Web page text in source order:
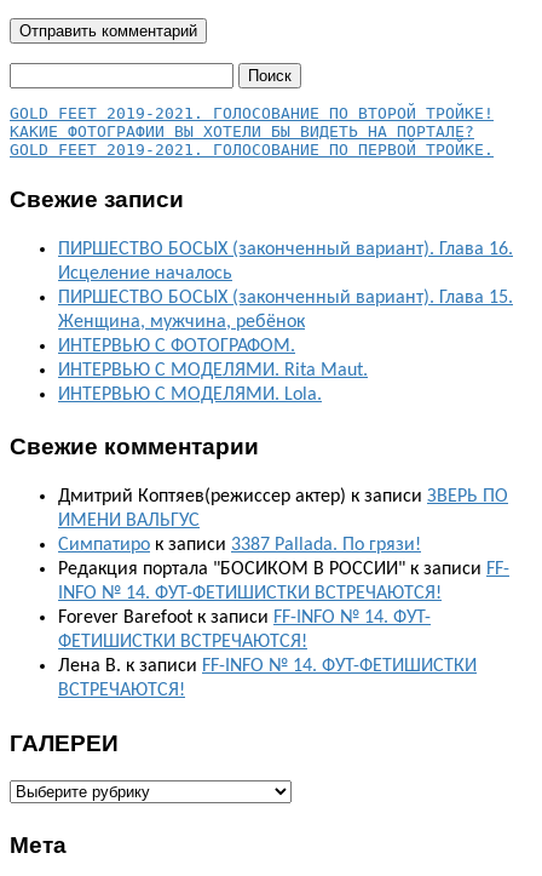
КАКИЕ ФОТОГРАФИИ ВЫ ХОТЕЛИ БЫ ВИДЕТЬ НА ПОРТАЛЕ?
GOLD FEET 2019-2021. ГОЛОСОВАНИЕ ПО ПЕРВОЙ ТРОЙКЕ.
Свежие записи
ПИРШЕСТВО БОСЫХ (законченный вариант). Глава 16.
Исцеление началось
ПИРШЕСТВО БОСЫХ (законченный вариант). Глава 15.
Женщина, мужчина, ребёнок
ИНТЕРВЬЮ С ФОТОГРАФОМ.
ИНТЕРВЬЮ С МОДЕЛЯМИ. Rita Maut.
ИНТЕРВЬЮ С МОДЕЛЯМИ. Lola.
Свежие комментарии
Дмитрий Коптяев(режиссер актер) к записи ЗВЕРЬ ПО
ИМЕНИ ВАЛЬГУС
Симпатиро к записи 3387 Pallada. По грязи!
Редакция портала "БОСИКОМ В РОССИИ" к записи FF-
INFO № 14. ФУТ-ФЕТИШИСТКИ ВСТРЕЧАЮТСЯ!
Forever Barefoot к записи FF-INFO № 14. ФУТ-
ФЕТИШИСТКИ ВСТРЕЧАЮТСЯ!
Лена В. к записи FF-INFO № 14. ФУТ-ФЕТИШИСТКИ
ВСТРЕЧАЮТСЯ!
ГАЛЕРЕИ
ГАЛЕРЕИ
Мета